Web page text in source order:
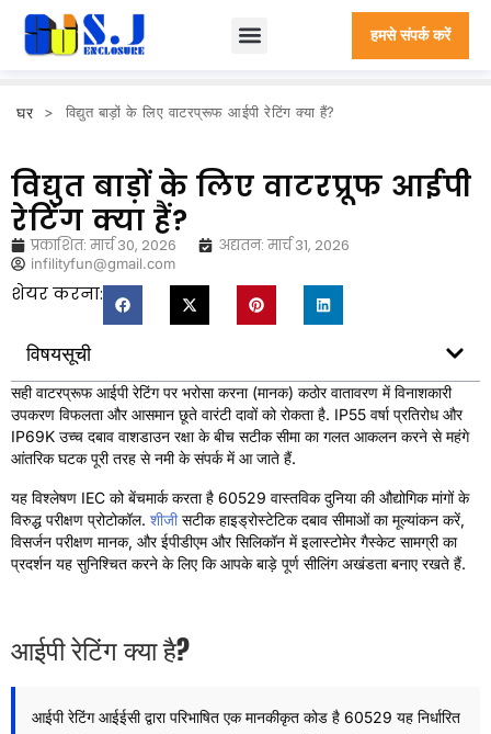
हमसे संपर्क करें
घर > विद्युत बाड़ों के लिए वाटरप्रूफ आईपी रेटिंग क्या हैं?
विद्युत बाड़ों के लिए वाटरप्रूफ आईपी
रेटिंग क्या हैं?
प्रकाशित: मार्च 30, 2026 अद्यतन: मार्च 31, 2026
infilityfun@gmail.com
शेयर करना:
विषयसूची
सही वाटरप्रूफ आईपी रेटिंग पर भरोसा करना (मानक) कठोर वातावरण में विनाशकारी
उपकरण विफलता और आसमान छूते वारंटी दावों को रोकता है. IP55 वर्षा प्रतिरोध और
IP69K उच्च दबाव वाशडाउन रक्षा के बीच सटीक सीमा का गलत आकलन करने से महंगे
आंतरिक घटक पूरी तरह से नमी के संपर्क में आ जाते हैं.
यह विश्लेषण IEC को बेंचमार्क करता है 60529 वास्तविक दुनिया की औद्योगिक मांगों के
विरुद्ध परीक्षण प्रोटोकॉल. शीजीसटीक हाइड्रोस्टेटिक दबाव सीमाओं का मूल्यांकन करें,
विसर्जन परीक्षण मानक, और ईपीडीएम और सिलिकॉन में इलास्टोमेर गैस्केट सामग्री का
प्रदर्शन यह सुनिश्चित करने के लिए कि आपके बाड़े पूर्ण सीलिंग अखंडता बनाए रखते हैं.
आईपी ​​रेटिंग क्या है?
आईपी ​​रेटिंग आईईसी द्वारा परिभाषित एक मानकीकृत कोड है 60529 यह निर्धारित